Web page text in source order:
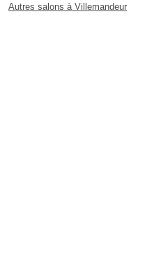
Autres salons à Villemandeur